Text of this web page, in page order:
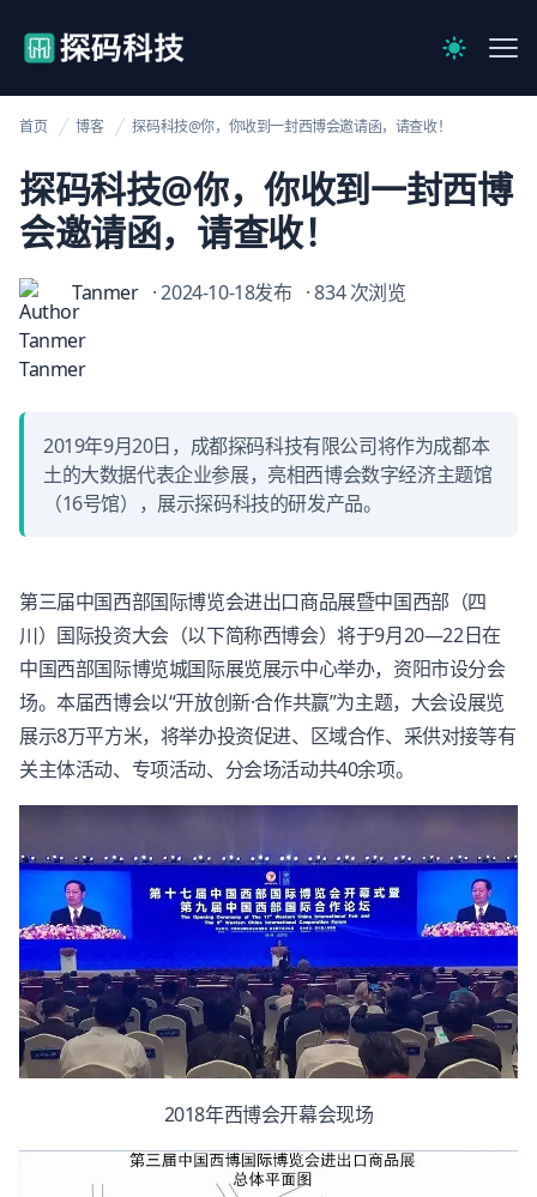
【官网】探码科技
Switch
首页 博客 探码科技@你，你收到一封西博会邀请函，请查收！
探码科技@你，你收到一封西博
会邀请函，请查收！
Tanmer · 2024-10-18发布 · 834 次浏览
2019年9月20日，成都探码科技有限公司将作为成都本
土的大数据代表企业参展，亮相西博会数字经济主题馆
（16号馆），展示探码科技的研发产品。
第三届中国西部国际博览会进出口商品展暨中国西部（四
川）国际投资大会（以下简称西博会）将于9月20—22日在
中国西部国际博览城国际展览展示中心举办，资阳市设分会
场。本届西博会以“开放创新·合作共赢”为主题，大会设展览
展示8万平方米，将举办投资促进、区域合作、采供对接等有
关主体活动、专项活动、分会场活动共40余项。
2018年西博会开幕会现场